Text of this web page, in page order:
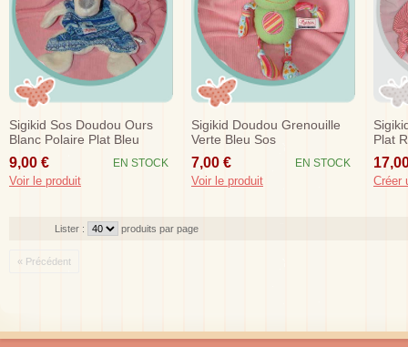
Sigikid Sos Doudou Ours
Blanc Polaire Plat Bleu
9,00 € EN STOCK
Voir le produit
Sigikid Doudou Grenouille
Verte Bleu Sos
7,00 € EN STOCK
Voir le produit
Plat
Créer
Lister : produits par page
« Précédent